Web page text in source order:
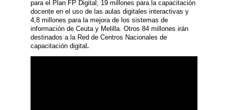
para el Plan FP Digital; 19 millones para la capacitación
docente en el uso de las aulas digitales interactivas y
4,8 millones para la mejora de los sistemas de
información de Ceuta y Melilla. Otros 84 millones irán
destinados a la Red de Centros Nacionales de
capacitación digital.